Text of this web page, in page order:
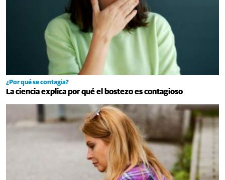
¿Por qué se contagia?
La ciencia explica por qué el bostezo es contagioso